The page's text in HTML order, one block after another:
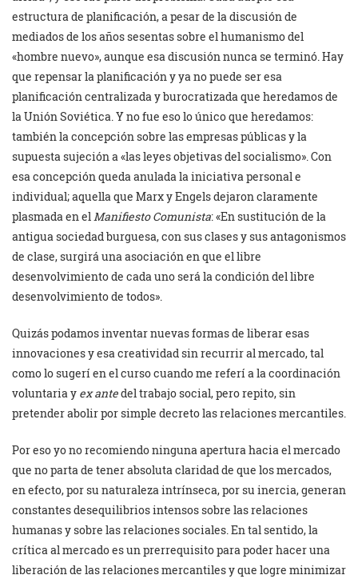
estructura de planificación, a pesar de la discusión de
mediados de los años sesentas sobre el humanismo del
«hombre nuevo», aunque esa discusión nunca se terminó. Hay
que repensar la planificación y ya no puede ser esa
planificación centralizada y burocratizada que heredamos de
la Unión Soviética. Y no fue eso lo único que heredamos:
también la concepción sobre las empresas públicas y la
supuesta sujeción a «las leyes objetivas del socialismo». Con
esa concepción queda anulada la iniciativa personal e
individual; aquella que Marx y Engels dejaron claramente
plasmada en elManifiesto Comunista: «En sustitución de la
antigua sociedad burguesa, con sus clases y sus antagonismos
de clase, surgirá una asociación en que el libre
desenvolvimiento de cada uno será la condición del libre
desenvolvimiento de todos».
Quizás podamos inventar nuevas formas de liberar esas
innovaciones y esa creatividad sin recurrir al mercado, tal
como lo sugerí en el curso cuando me referí a la coordinación
voluntaria y ex antedel trabajo social, pero repito, sin
pretender abolir por simple decreto las relaciones mercantiles.
Por eso yo no recomiendo ninguna apertura hacia el mercado
que no parta de tener absoluta claridad de que los mercados,
en efecto, por su naturaleza intrínseca, por su inercia, generan
constantes desequilibrios intensos sobre las relaciones
humanas y sobre las relaciones sociales. En tal sentido, la
crítica al mercado es un prerrequisito para poder hacer una
liberación de las relaciones mercantiles y que logre minimizar